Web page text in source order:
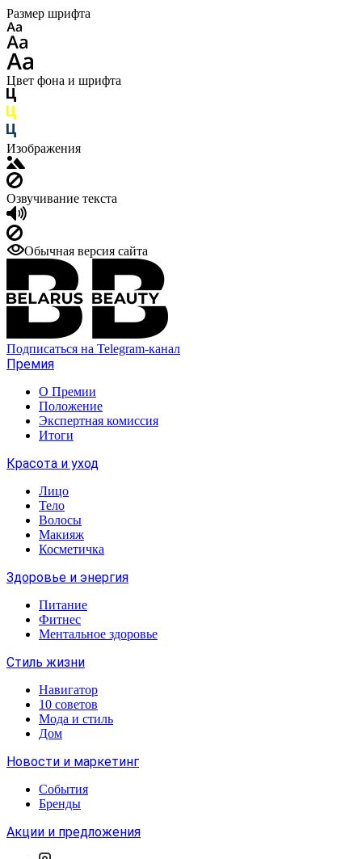
Размер шрифта
Цвет фона и шрифта
Изображения
Озвучивание текста
Обычная версия сайта
Подписаться на Telegram-канал
Премия
О Премии
Положение
Экспертная комиссия
Итоги
Красота и уход
Лицо
Тело
Волосы
Макияж
Косметичка
Здоровье и энергия
Питание
Фитнес
Ментальное здоровье
Стиль жизни
Навигатор
10 советов
Мода и стиль
Дом
Новости и маркетинг
События
Бренды
Акции и предложения